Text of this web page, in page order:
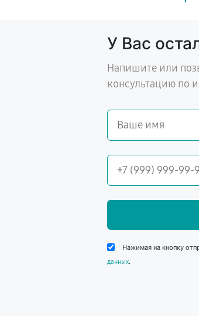
У Вас
Напишите или
консультацию по
Нажимая на кнопку
данных.